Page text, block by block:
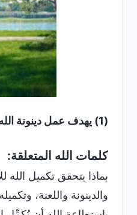
(1) يهدف عمل دينونة الله في الأيام الأخيرة إلى تنقية الإنسان وخلاصه وتكميله، وخلق مجموعة من الغالبين.
كلمات الله المتعلقة:
بماذا يتحقق تكميل
والدينونة واللعنة،